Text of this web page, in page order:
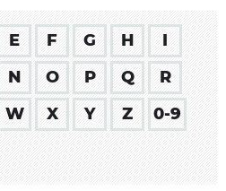
E F G H
I
N O P Q
R
W X Y Z
0-9